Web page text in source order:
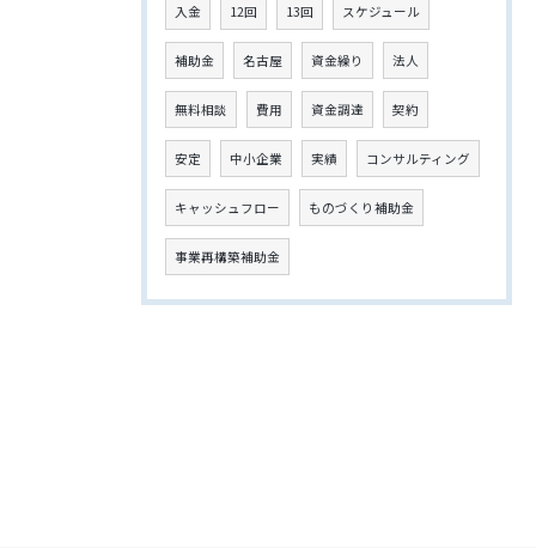
入金 12回 13回 スケジュール
補助金 名古屋 資金繰り 法人
無料相談 費用 資金調達 契約
安定 中小企業 実績 コンサルティング
キャッシュフロー ものづくり補助金
事業再構築補助金